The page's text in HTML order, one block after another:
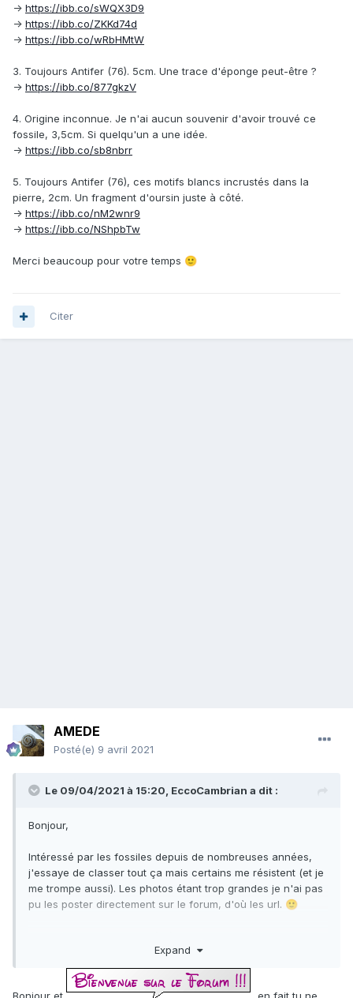
-> https://ibb.co/sWQX3D9
-> https://ibb.co/ZKKd74d
-> https://ibb.co/wRbHMtW
3. Toujours Antifer (76). 5cm. Une trace d'éponge peut-être ?
-> https://ibb.co/877gkzV
4. Origine inconnue. Je n'ai aucun souvenir d'avoir trouvé ce
fossile, 3,5cm. Si quelqu'un a une idée.
-> https://ibb.co/sb8nbrr
5. Toujours Antifer (76), ces motifs blancs incrustés dans la
pierre, 2cm. Un fragment d'oursin juste à côté.
-> https://ibb.co/nM2wnr9
-> https://ibb.co/NShpbTw
Merci beaucoup pour votre temps 🙂
Citer
AMEDE
Posté(e) 9 avril 2021
Le 09/04/2021 à 15:20, EccoCambrian a dit :
Bonjour,
Intéressé par les fossiles depuis de nombreuses années,
j'essaye de classer tout ça mais certains me résistent (et je
me trompe aussi). Les photos étant trop grandes je n'ai pas
pu les poster directement sur le forum, d'où les url. 🙂
https://ibb.co/C7bG31x
https://ibb.co/k89XxMd
Expand
Bonjour et , en fait tu ne